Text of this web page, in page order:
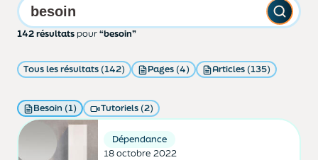
142 résultats pour“besoin”
Tous les résultats (142) Pages (4) Articles (135)
Besoin (1) Tutoriels (2)
Dépendance
18 octobre 2022